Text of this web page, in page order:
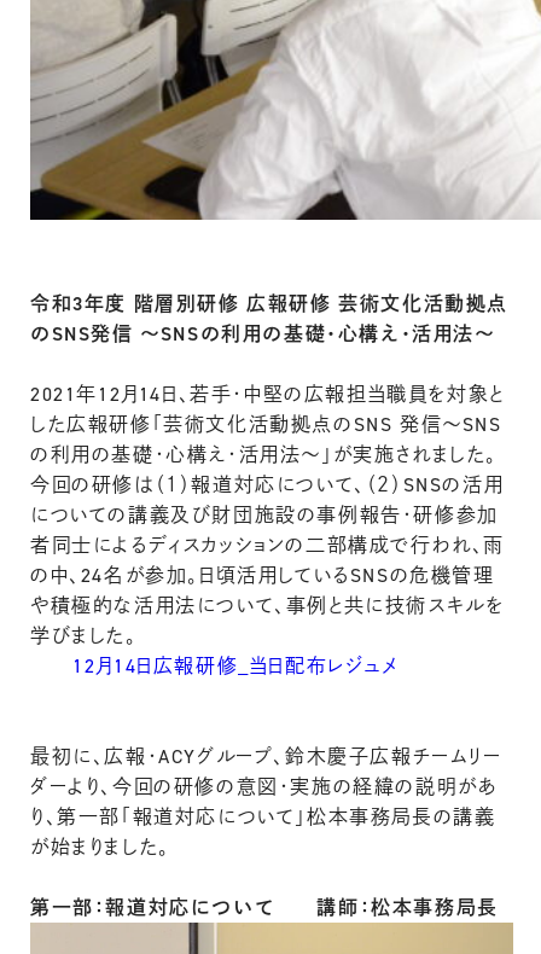
令和3年度 階層別研修 広報研修 芸術文化活動拠点
のSNS発信 ～SNSの利用の基礎・心構え・活用法～
2021年12月14日、若手・中堅の広報担当職員を対象と
した広報研修「芸術文化活動拠点のSNS 発信～SNS
の利用の基礎・心構え・活用法～」が実施されました。
今回の研修は（１）報道対応について、（２）SNSの活用
についての講義及び財団施設の事例報告・研修参加
者同士によるディスカッションの二部構成で行われ、雨
の中、24名が参加。日頃活用しているSNSの危機管理
や積極的な活用法について、事例と共に技術スキルを
学びました。
12月14日広報研修_当日配布レジュメ
最初に、広報・ACYグループ、鈴木慶子広報チームリー
ダーより、今回の研修の意図・実施の経緯の説明があ
り、第一部「報道対応について」松本事務局長の講義
が始まりました。
第一部：報道対応について 講師：松本事務局長